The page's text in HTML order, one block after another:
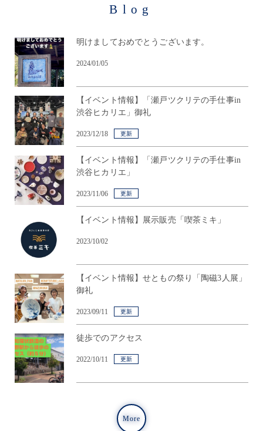
Blog
明けましておめでとうございます。
2024/01/05
【イベント情報】「瀬戸ツクリテの手仕事in
渋谷ヒカリエ」御礼
2023/12/18 更新
【イベント情報】「瀬戸ツクリテの手仕事in
渋谷ヒカリエ」
2023/11/06 更新
【イベント情報】展示販売「喫茶ミキ」
2023/10/02
【イベント情報】せともの祭り「陶磁3人展」
御礼
2023/09/11 更新
徒歩でのアクセス
2022/10/11 更新
More